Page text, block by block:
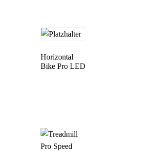
Horizontal
Bike Pro LED